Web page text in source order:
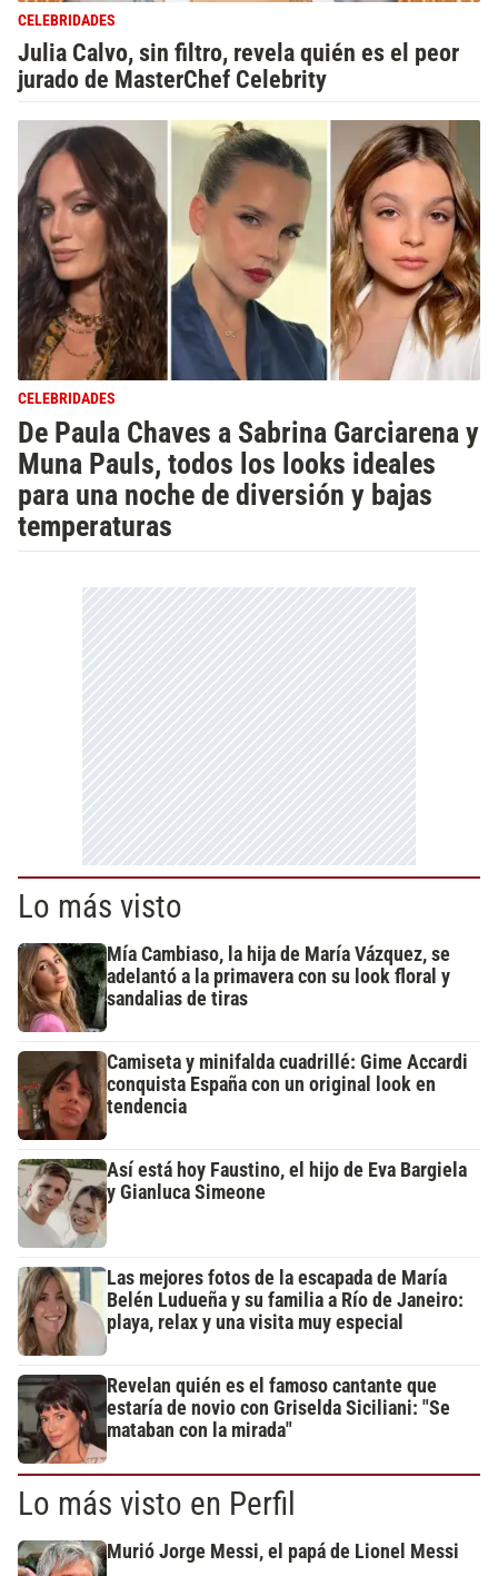
CELEBRIDADES
Julia Calvo, sin filtro, revela quién es el peor
jurado de MasterChef Celebrity
CELEBRIDADES
De Paula Chaves a Sabrina Garciarena y
Muna Pauls, todos los looks ideales
para una noche de diversión y bajas
temperaturas
Lo más visto
Mía Cambiaso, la hija de María Vázquez, se
adelantó a la primavera con su look floral y
sandalias de tiras
Camiseta y minifalda cuadrillé: Gime Accardi
conquista España con un original look en
tendencia
Así está hoy Faustino, el hijo de Eva Bargiela
y Gianluca Simeone
Las mejores fotos de la escapada de María
Belén Ludueña y su familia a Río de Janeiro:
playa, relax y una visita muy especial
Revelan quién es el famoso cantante que
estaría de novio con Griselda Siciliani: "Se
mataban con la mirada"
Lo más visto en Perfil
Murió Jorge Messi, el papá de Lionel Messi